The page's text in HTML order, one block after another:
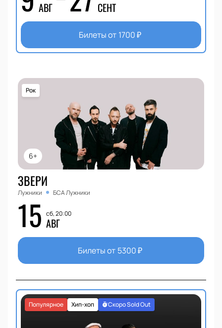
АВГ СЕНТ
Билеты от 1700₽
6+
Рок
ЗВЕРИ
Лужники БСА Лужники
15 сб, 20:00
АВГ
Билеты от 5300₽
Хип-хоп
Популярное Скоро Sold Out